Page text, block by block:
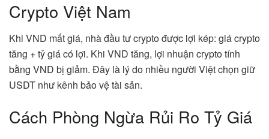
Crypto Việt Nam
Khi VND mất giá, nhà đầu tư crypto được lợi kép: giá crypto
tăng + tỷ giá có lợi. Khi VND tăng, lợi nhuận crypto tính
bằng VND bị giảm. Đây là lý do nhiều người Việt chọn giữ
USDT như kênh bảo vệ tài sản.
Cách Phòng Ngừa Rủi Ro Tỷ Giá